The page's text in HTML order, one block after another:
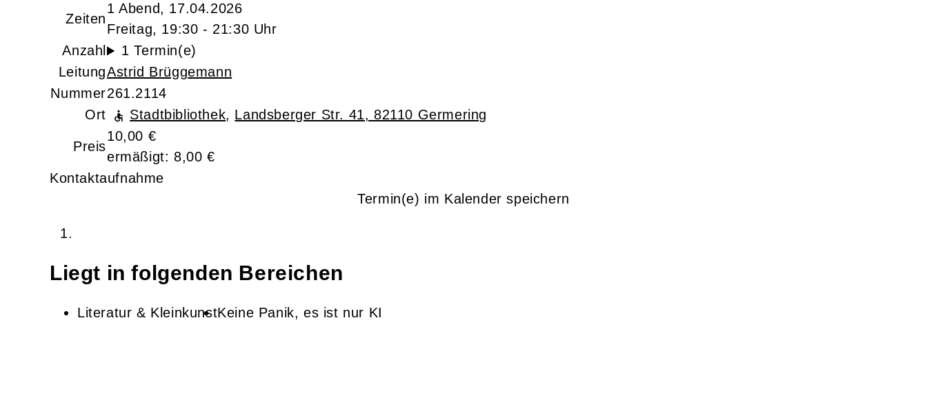
Zeiten
1 Abend, 17.04.2026
Freitag, 19:30 - 21:30 Uhr
Anzahl
1 Termin(e)
LeitungAstrid Brüggemann
Nummer261.2114
Ort
Stadtbibliothek, Landsberger Str. 41, 82110 Germering
Preis
10,00 €
ermäßigt: 8,00 €
Kontaktaufnahme
Termin(e) im Kalender speichern
Liegt in folgenden Bereichen
Literatur & KleinkunstKeine Panik, es ist nur KI